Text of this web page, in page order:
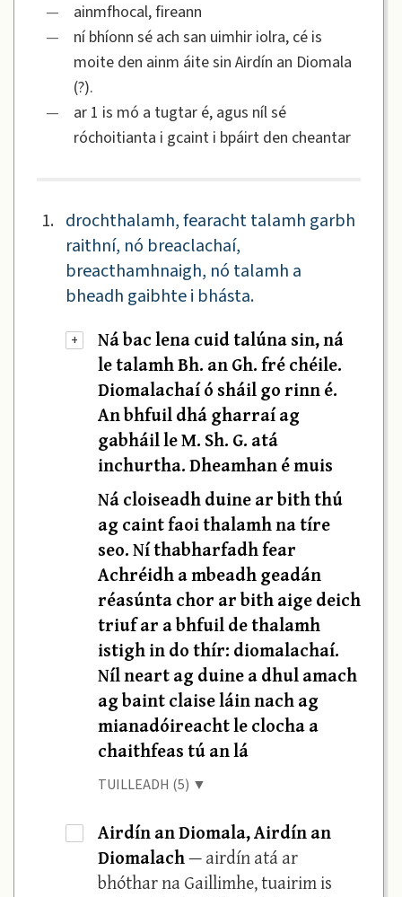
—
ainmfhocal, fireann
—
ní bhíonn sé ach san uimhir iolra, cé is
moite den ainm áite sin Airdín an Diomala
(?).
—
ar 1 is mó a tugtar é, agus níl sé
róchoitianta i gcaint i bpáirt den cheantar
1. drochthalamh, fearacht talamh garbh
raithní, nó breaclachaí,
breacthamhnaigh, nó talamh a
bheadh gaibhte i bhásta.
+
Ná bac lena cuid talúna sin, ná
le talamh Bh. an Gh. fré chéile.
Diomalachaí ó sháil go rinn é.
An bhfuil dhá gharraí ag
gabháil le M. Sh. G. atá
inchurtha. Dheamhan é muis
Ná cloiseadh duine ar bith thú
ag caint faoi thalamh na tíre
seo. Ní thabharfadh fear
Achréidh a mbeadh geadán
réasúnta chor ar bith aige deich
triuf ar a bhfuil de thalamh
istigh in do thír: diomalachaí.
Níl neart ag duine a dhul amach
ag baint claise láin nach ag
mianadóireacht le clocha a
chaithfeas tú an lá
TUILLEADH (5) ▼
Airdín an Diomala, Airdín an
Diomalach— airdín atá ar
bhóthar na Gaillimhe, tuairim is